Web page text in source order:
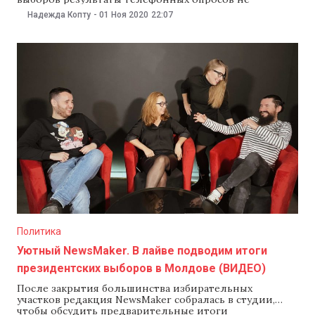
соответствуют действительности. Также он сообщил,
что его команда зафиксировала более 40 нарушений
наличные, чтобы купить голоса. У нас есть
Надежда Копту - 01 Ноя 2020 22:07
Политика
Уютный NewsMaker. В лайве подводим итоги
президентских выборов в Молдове (ВИДЕО)
После закрытия большинства избирательных
участков редакция NewsMaker собралась в студии,
чтобы обсудить предварительные итоги